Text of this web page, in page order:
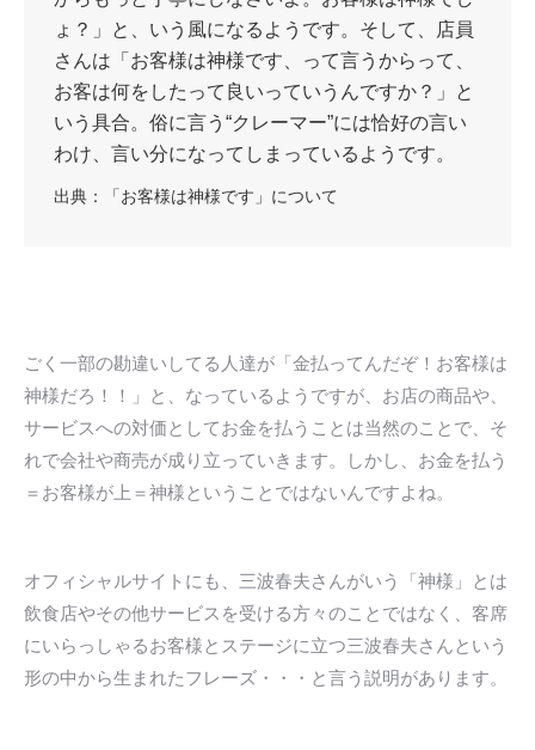
ょ？」と、いう風になるようです。そして、店員
さんは「お客様は神様です、って言うからって、
お客は何をしたって良いっていうんですか？」と
いう具合。俗に言う“クレーマー”には恰好の言い
わけ、言い分になってしまっているようです。
出典： 「お客様は神様です」について
ごく一部の勘違いしてる人達が「金払ってんだぞ！お客様は
神様だろ！！」と、なっているようですが、お店の商品や、
サービスへの対価としてお金を払うことは当然のことで、そ
れで会社や商売が成り立っていきます。しかし、お金を払う
＝お客様が上＝神様ということではないんですよね。
オフィシャルサイトにも、三波春夫さんがいう「神様」とは
飲食店やその他サービスを受ける方々のことではなく、客席
にいらっしゃるお客様とステージに立つ三波春夫さんという
形の中から生まれたフレーズ・・・と言う説明があります。